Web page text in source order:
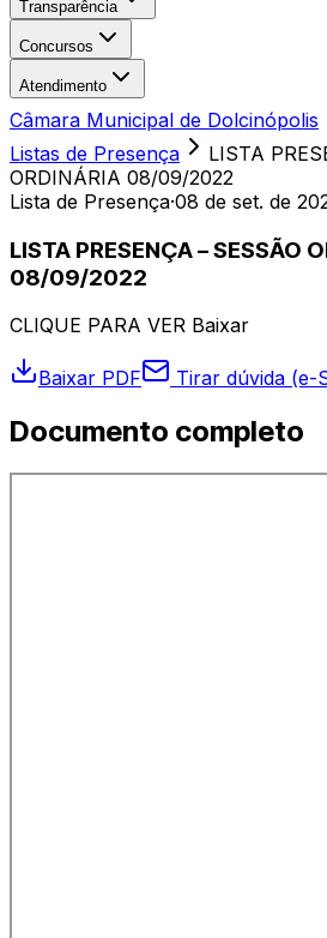
Transparência
Concursos
Atendimento
Câmara Municipal de Dolcinópolis
Listas de Presença
LISTA
ORDINÁRIA 08/09/2022
Lista de Presença·08 de set. de
LISTA PRESENÇA – SESSÃO
08/09/2022
CLIQUE PARA VER Baixar
Baixar PDF Tirar dúvida (e-
Documento completo